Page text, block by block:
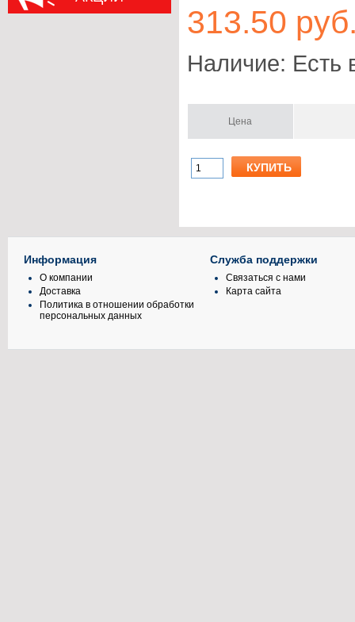
313.50
Наличие: Есть
Цена
Информация
О компании
Доставка
Политика в отношении обработки
персональных данных
Служба поддержки
Связаться с нами
Карта сайта